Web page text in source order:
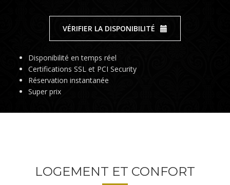
VÉRIFIER LA DISPONIBILITÉ
Disponibilité en temps réel
Certifications SSL et PCI Security
Réservation instantanée
Super prix
LOGEMENT ET CONFORT